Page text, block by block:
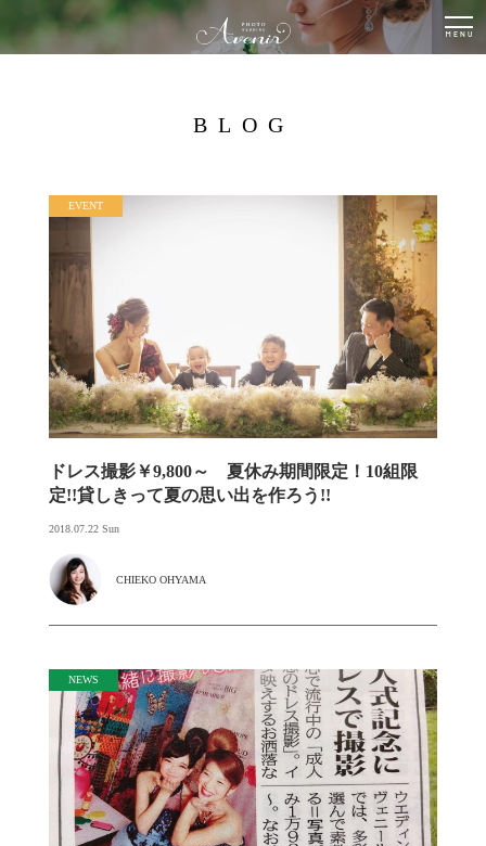
BLOG
EVENT
ドレス撮影￥9,800～ 夏休み期間限定！10組限
定!!貸しきって夏の思い出を作ろう!!
2018.07.22 Sun
CHIEKO OHYAMA
NEWS